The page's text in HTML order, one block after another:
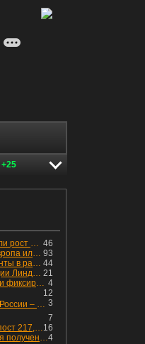
+25
46
Санкции США пристрелили рост акций в России
93
Где находится Грузия : Европа или Азия
44
Как себя чувствуют мигранты в раю, в который они так стремились
21
Сенат США принял санкции Линдси Грэма против России
4
💪 ОФЗ с самыми жирными фиксированными купонами
12
3
🚂 📬 РЖД против Почты России – Какие облигации выбрать?
7
16
Почему я ненавижу ВТБ (пост 217, 12+)
4
Подборка лучших ОФЗ для получения дохода с наибольшей прибылью